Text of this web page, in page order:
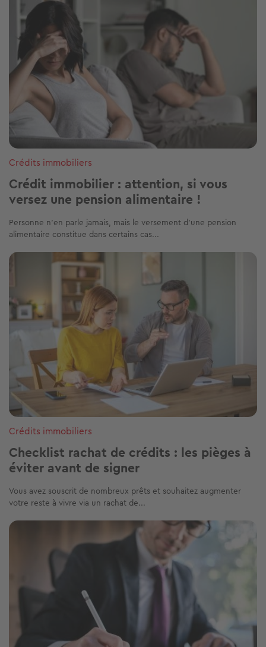
Crédits immobiliers
Crédit immobilier : attention, si vous
versez une pension alimentaire !
Personne n'en parle jamais, mais le versement d’une pension
alimentaire constitue dans certains cas...
Image
Crédits immobiliers
Checklist rachat de crédits : les pièges à
éviter avant de signer
Vous avez souscrit de nombreux prêts et souhaitez augmenter
votre reste à vivre via un rachat de...
Image